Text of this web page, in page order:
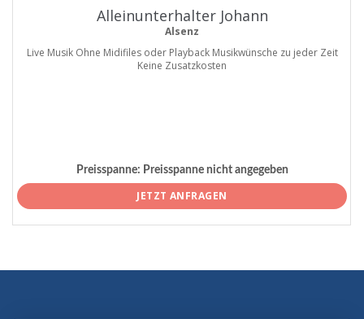
Alleinunterhalter Johann
Alsenz
Live Musik Ohne Midifiles oder Playback Musikwünsche zu jeder Zeit
Keine Zusatzkosten
Preisspanne: Preisspanne nicht angegeben
JETZT ANFRAGEN